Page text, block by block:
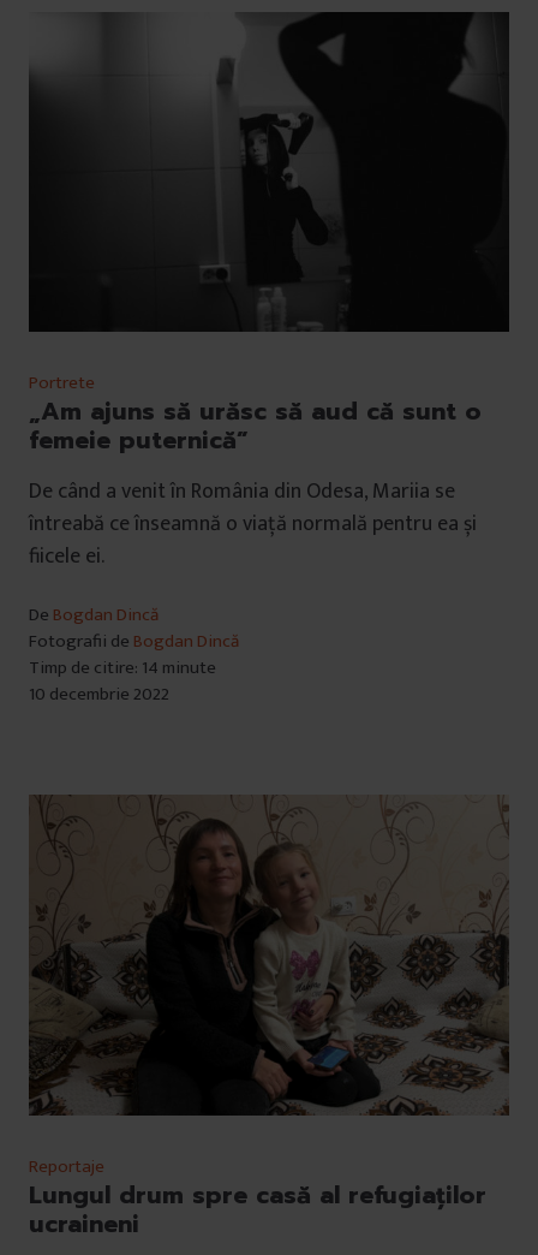
Portrete
„Am ajuns să urăsc să aud că sunt o
femeie puternică”
De când a venit în România din Odesa, Mariia se
întreabă ce înseamnă o viață normală pentru ea și
fiicele ei.
De Bogdan Dincă
Fotografii de Bogdan Dincă
Timp de citire: 14 minute
10 decembrie 2022
Reportaje
Lungul drum spre casă al refugiaților
ucraineni